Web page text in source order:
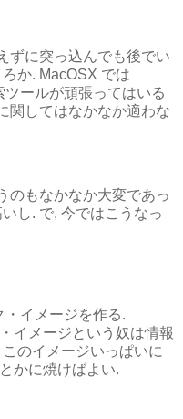
ずに突っ込んでも後でい
か. MacOSX では
ールが頑張ってはいる
関してはなかなか適わな
のもなかなか大変であっ
し. で, 今ではこうなっ
・イメージを作る.
イメージという奴は情報
のイメージいっぱいに
かに焼けばよい.